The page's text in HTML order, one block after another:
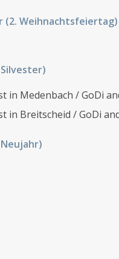
(2. Weihnachtsfeiertag)
in Medenbach / GoDi
in Breitscheid / GoDi